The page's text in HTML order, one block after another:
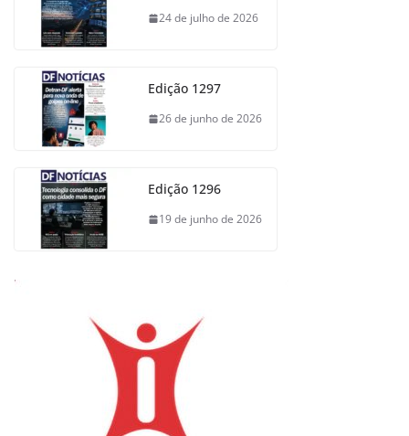
24 de julho de 2026
Edição 1297
26 de junho de 2026
Edição 1296
19 de junho de 2026